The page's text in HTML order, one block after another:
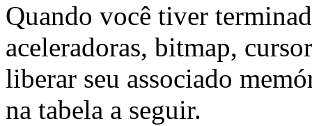
Quando você tiver
aceleradoras, bitmap,
liberar seu associado
na tabela a seguir.